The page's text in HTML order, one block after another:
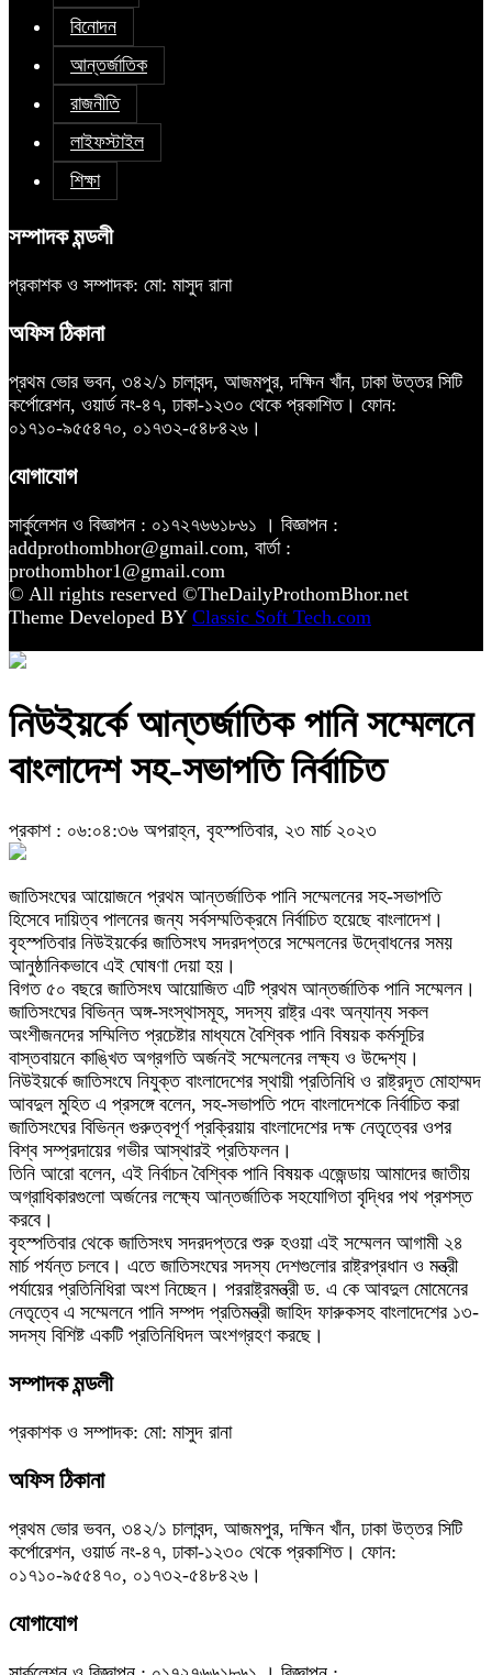
বিনোদন
আন্তর্জাতিক
রাজনীতি
লাইফস্টাইল
শিক্ষা
সম্পাদক মন্ডলী
প্রকাশক ও সম্পাদক: মো: মাসুদ রানা
অফিস ঠিকানা
প্রথম ভোর ভবন, ৩৪২/১ চালাবন্দ, আজমপুর, দক্ষিন খাঁন, ঢাকা উত্তর সিটি
কর্পোরেশন, ওয়ার্ড নং-৪৭, ঢাকা-১২৩০ থেকে প্রকাশিত। ফোন:
০১৭১০-৯৫৫৪৭০, ০১৭৩২-৫৪৮৪২৬।
যোগাযোগ
সার্কুলেশন ও বিজ্ঞাপন : ০১৭২৭৬৬১৮৬১ । বিজ্ঞাপন :
addprothombhor@gmail.com, বার্তা :
prothombhor1@gmail.com
© All rights reserved ©TheDailyProthomBhor.net
Theme Developed BY Classic Soft Tech.com
নিউইয়র্কে আন্তর্জাতিক পানি সম্মেলনে
বাংলাদেশ সহ-সভাপতি নির্বাচিত
প্রকাশ : ০৬:০৪:৩৬ অপরাহ্ন, বৃহস্পতিবার, ২৩ মার্চ ২০২৩
জাতিসংঘের আয়োজনে প্রথম আন্তর্জাতিক পানি সম্মেলনের সহ-সভাপতি
হিসেবে দায়িত্ব পালনের জন্য সর্বসম্মতিক্রমে নির্বাচিত হয়েছে বাংলাদেশ।
বৃহস্পতিবার নিউইয়র্কের জাতিসংঘ সদরদপ্তরে সম্মেলনের উদ্বোধনের সময়
আনুষ্ঠানিকভাবে এই ঘোষণা দেয়া হয়।
বিগত ৫০ বছরে জাতিসংঘ আয়োজিত এটি প্রথম আন্তর্জাতিক পানি সম্মেলন।
জাতিসংঘের বিভিন্ন অঙ্গ-সংস্থাসমূহ, সদস্য রাষ্ট্র এবং অন্যান্য সকল
অংশীজনদের সম্মিলিত প্রচেষ্টার মাধ্যমে বৈশ্বিক পানি বিষয়ক কর্মসূচির
বাস্তবায়নে কাঙ্খিত অগ্রগতি অর্জনই সম্মেলনের লক্ষ্য ও উদ্দেশ্য।
নিউইয়র্কে জাতিসংঘে নিযুক্ত বাংলাদেশের স্থায়ী প্রতিনিধি ও রাষ্ট্রদূত মোহাম্মদ
আবদুল মুহিত এ প্রসঙ্গে বলেন, সহ-সভাপতি পদে বাংলাদেশকে নির্বাচিত করা
জাতিসংঘের বিভিন্ন গুরুত্বপূর্ণ প্রক্রিয়ায় বাংলাদেশের দক্ষ নেতৃত্বের ওপর
বিশ্ব সম্প্রদায়ের গভীর আস্থারই প্রতিফলন।
তিনি আরো বলেন, এই নির্বাচন বৈশ্বিক পানি বিষয়ক এজেন্ডায় আমাদের জাতীয়
অগ্রাধিকারগুলো অর্জনের লক্ষ্যে আন্তর্জাতিক সহযোগিতা বৃদ্ধির পথ প্রশস্ত
করবে।
বৃহস্পতিবার থেকে জাতিসংঘ সদরদপ্তরে শুরু হওয়া এই সম্মেলন আগামী ২৪
মার্চ পর্যন্ত চলবে। এতে জাতিসংঘের সদস্য দেশগুলোর রাষ্ট্রপ্রধান ও মন্ত্রী
পর্যায়ের প্রতিনিধিরা অংশ নিচ্ছেন। পররাষ্ট্রমন্ত্রী ড. এ কে আবদুল মোমেনের
নেতৃত্বে এ সম্মেলনে পানি সম্পদ প্রতিমন্ত্রী জাহিদ ফারুকসহ বাংলাদেশের ১৩-
সদস্য বিশিষ্ট একটি প্রতিনিধিদল অংশগ্রহণ করছে।
সম্পাদক মন্ডলী
প্রকাশক ও সম্পাদক: মো: মাসুদ রানা
অফিস ঠিকানা
প্রথম ভোর ভবন, ৩৪২/১ চালাবন্দ, আজমপুর, দক্ষিন খাঁন, ঢাকা উত্তর সিটি
কর্পোরেশন, ওয়ার্ড নং-৪৭, ঢাকা-১২৩০ থেকে প্রকাশিত। ফোন:
০১৭১০-৯৫৫৪৭০, ০১৭৩২-৫৪৮৪২৬।
যোগাযোগ